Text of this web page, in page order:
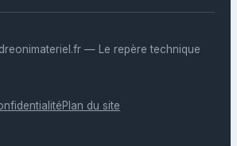
— Le repère technique
Plan du site